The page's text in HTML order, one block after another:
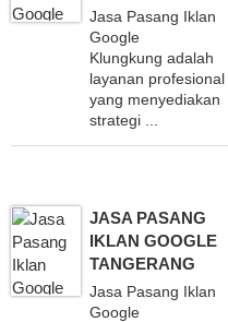
Jasa Pasang Iklan
Google
Klungkung adalah
layanan profesional
yang menyediakan
strategi ...
JASA PASANG
IKLAN GOOGLE
TANGERANG
Jasa Pasang Iklan
Google